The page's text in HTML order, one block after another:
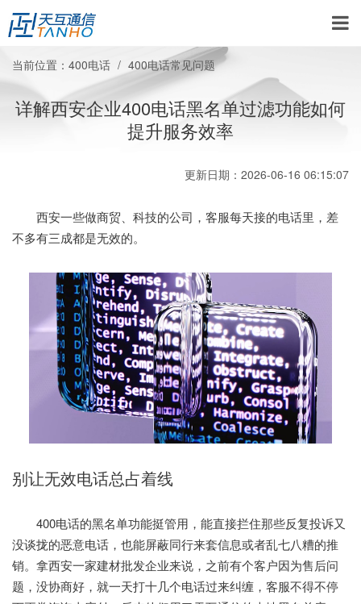
当前位置： 400电话 400电话常见问题
详解西安企业400电话黑名单过滤功能如何
提升服务效率
更新日期：2026-06-16 06:15:07
西安一些做商贸、科技的公司，客服每天接的电话里，差
不多有三成都是无效的。
别让无效电话总占着线
400电话的黑名单功能挺管用，能直接拦住那些反复投诉又
没谈拢的恶意电话，也能屏蔽同行来套信息或者乱七八糟的推
销。拿西安一家建材批发企业来说，之前有个客户因为售后问
题，没协商好，就一天打十几个电话过来纠缠，客服不得不停